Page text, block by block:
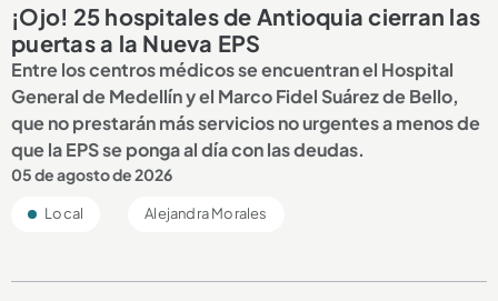
¡Ojo! 25 hospitales de Antioquia cierran las
puertas a la Nueva EPS
Entre los centros médicos se encuentran el Hospital
General de Medellín y el Marco Fidel Suárez de Bello,
que no prestarán más servicios no urgentes a menos de
que la EPS se ponga al día con las deudas.
05 de agosto de 2026
Local Alejandra Morales